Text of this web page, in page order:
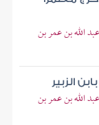
الله بن عمر بن
الزبير
الله بن عمر بن